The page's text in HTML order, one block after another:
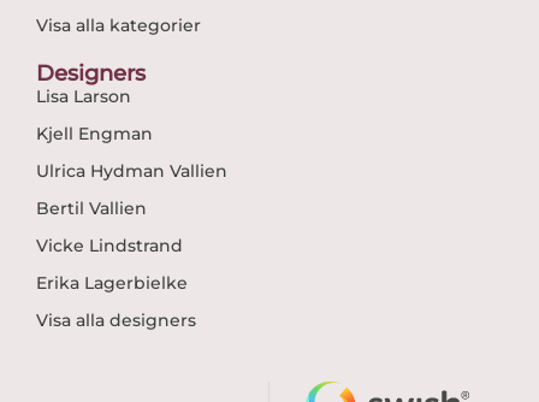
Visa alla kategorier
Designers
Lisa Larson
Kjell Engman
Ulrica Hydman Vallien
Bertil Vallien
Vicke Lindstrand
Erika Lagerbielke
Visa alla designers